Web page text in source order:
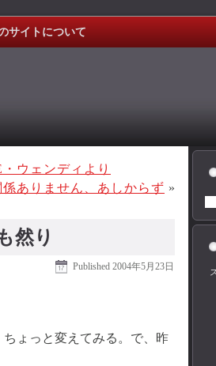
サイトについて
ウェンディより
ありません、あしからず »
然り
Published 2004年5月23日
ょっと変えてみる。で、昨